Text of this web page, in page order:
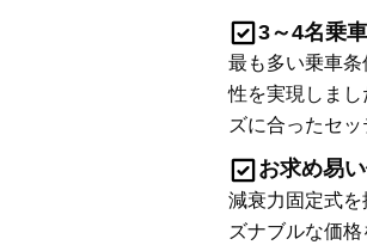
3～4名乗
最も多い乗車
性を実現しまし
ズに合ったセッ
お求め易
減衰力固定式を
ズナブルな価